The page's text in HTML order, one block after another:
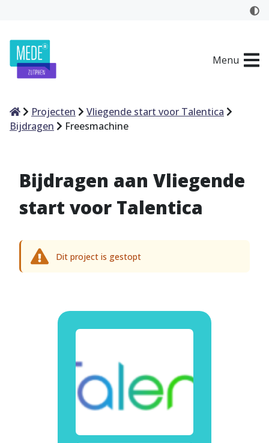
Menu
HomeProjecten
Vliegende start voor Talentica
Bijdragen
Freesmachine
Bijdragen aan Vliegende
start voor Talentica
Dit project is gestopt